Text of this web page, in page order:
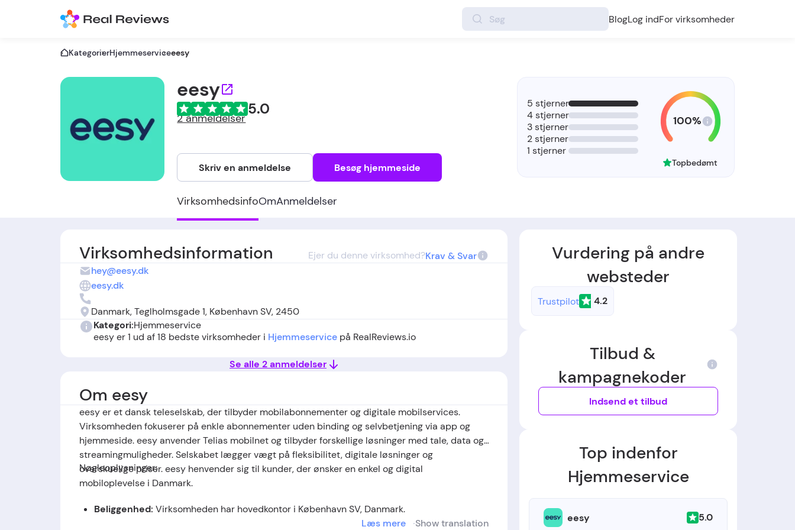
BlogLog indFor virksomheder
KategorierHjemmeserviceeesy
eesy
5.0
2 anmeldelser
Skriv en anmeldelse Besøg hjemmeside
VirksomhedsinfoOmAnmeldelser
5 stjerner
4 stjerner
3 stjerner
2 stjerner
1 stjerner
100%
Topbedømt
Virksomhedsinformation Ejer du denne virksomhed?Krav & Svar
hey@eesy.dk
eesy.dk
Danmark, Teglholmsgade 1, København SV, 2450
Kategori:Hjemmeservice
eesy er 1 ud af 18 bedste virksomheder i Hjemmeservice på RealReviews.io
Se alle 2 anmeldelser
Om eesy
eesy er et dansk teleselskab, der tilbyder mobilabonnementer og digitale mobilservices.
Virksomheden fokuserer på enkle abonnementer uden binding og selvbetjening via app og
hjemmeside. eesy anvender Telias mobilnet og tilbyder forskellige løsninger med tale, data og
streamingmuligheder. Selskabet lægger vægt på fleksibilitet, digitale løsninger og
overskuelige priser. eesy henvender sig til kunder, der ønsker en enkel og digital
mobiloplevelse i Danmark.
Nøgleoplysninger:
Beliggenhed: Virksomheden har hovedkontor i København SV, Danmark.
Læs mere Show translation
Vurdering på andre
websteder
Trustpilot 4.2
Tilbud &
kampagnekoder
Indsend et tilbud
Top indenfor
Hjemmeservice
eesy 5.0